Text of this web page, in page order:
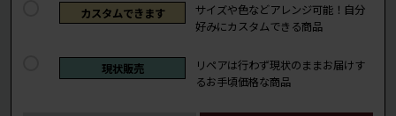
カスタムできます
サイズや色などアレンジ可能！自分
好みにカスタムできる商品
現状販売
リペアは行わず現状のままお届けす
るお手頃価格な商品